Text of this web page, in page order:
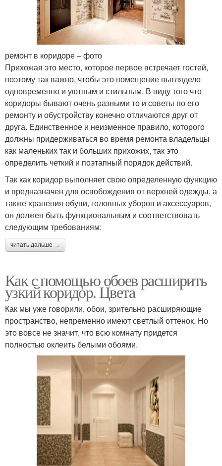
ремонт в коридоре – фото
Прихожая это место, которое первое встречает гостей,
поэтому так важно, чтобы это помещение выглядело
одновременно и уютным и стильным. В виду того что
коридоры бывают очень разными то и советы по его
ремонту и обустройству конечно отличаются друг от
друга. Единственное и неизменное правило, которого
должны придерживаться во время ремонта владельцы
как маленьких так и больших прихожих, так это
определить четкий и поэтапный порядок действий.
Так как коридор выполняет свою определенную функцию
и предназначен для освобождения от верхней одежды, а
также хранения обуви, головных уборов и аксессуаров,
он должен быть функциональным и соответствовать
следующим требованиям:
читать дальше →
Как с помощью обоев расширить
узкий коридор. Цвета
Как мы уже говорили, обои, зрительно расширяющие
пространство, непременно имеют светлый оттенок. Но
это вовсе не значит, что всю комнату придется
полностью оклеить белыми обоями.